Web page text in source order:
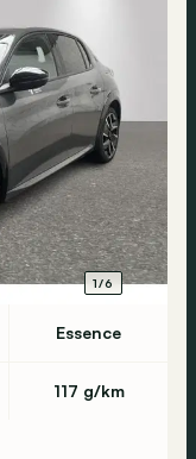
1/6
Essence
117 g/km